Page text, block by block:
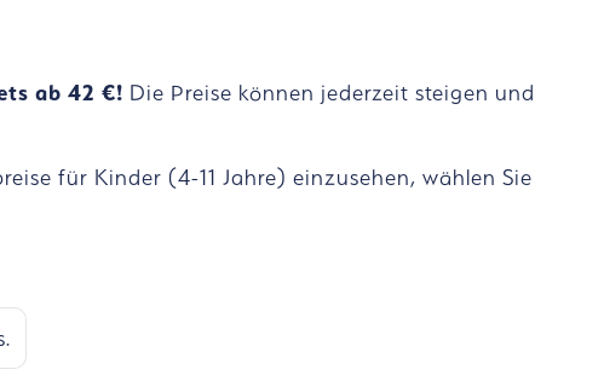
ab 42 €! Die Preise können jederzeit steigen und
für Kinder (4-11 Jahre) einzusehen, wählen Sie